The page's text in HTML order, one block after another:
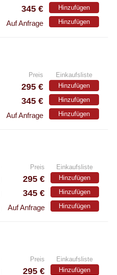
345 € Hinzufügen
Auf Anfrage Hinzufügen
Preis Einkaufsliste
295 € Hinzufügen
345 € Hinzufügen
Auf Anfrage Hinzufügen
Preis Einkaufsliste
295 € Hinzufügen
345 € Hinzufügen
Auf Anfrage Hinzufügen
Preis Einkaufsliste
295 € Hinzufügen